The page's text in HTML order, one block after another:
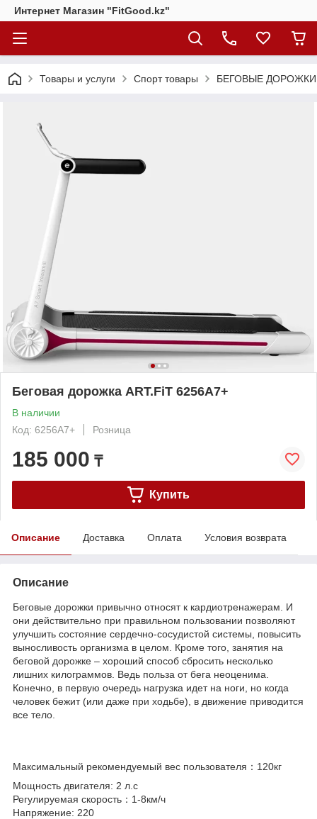
Интернет Магазин "FitGood.kz"
Товары и услуги Спорт товары БЕГОВЫЕ ДОРОЖКИ
Беговая дорожка ART.FiT 6256A7+
В наличии
Код: 6256A7+
Розница
185 000 ₸
Купить
Описание Доставка Оплата Условия возврата
Описание
Беговые дорожки привычно относят к кардиотренажерам. И
они действительно при правильном пользовании позволяют
улучшить состояние сердечно-сосудистой системы, повысить
выносливость организма в целом. Кроме того, занятия на
беговой дорожке – хороший способ сбросить несколько
лишних килограммов. Ведь польза от бега неоценима.
Конечно, в первую очередь нагрузка идет на ноги, но когда
человек бежит (или даже при ходьбе), в движение приводится
все тело.
Максимальный рекомендуемый вес пользователя：120кг
Мощность двигателя: 2 л.с
Регулируемая скорость：1-8км/ч
Напряжение: 220